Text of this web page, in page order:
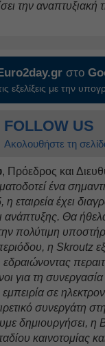
την
στο
εξελίξεις με την
FOLLOW US
Ακολουθήστε τη
, Πρόεδρος και
ένα
εταιρεία έχει
ανάπτυξης. Θα
πολύτιμη
η Skroutz
για τη
σε
συνεργάτη
δημιουργήσει,
καινοτομίας